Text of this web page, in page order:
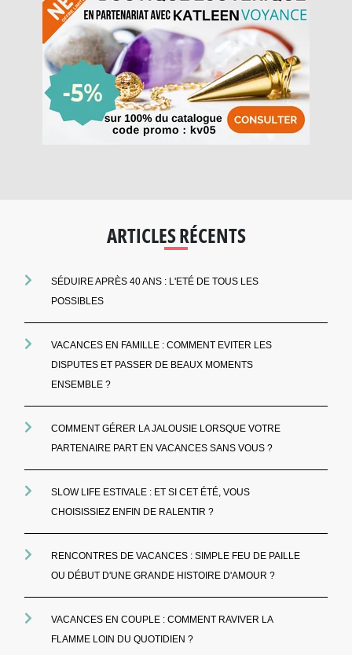
ARTICLES RÉCENTS
SÉDUIRE APRÈS 40 ANS : L'ETÉ DE TOUS LES
POSSIBLES
VACANCES EN FAMILLE : COMMENT EVITER LES
DISPUTES ET PASSER DE BEAUX MOMENTS
ENSEMBLE ?
COMMENT GÉRER LA JALOUSIE LORSQUE VOTRE
PARTENAIRE PART EN VACANCES SANS VOUS ?
SLOW LIFE ESTIVALE : ET SI CET ÉTÉ, VOUS
CHOISISSIEZ ENFIN DE RALENTIR ?
RENCONTRES DE VACANCES : SIMPLE FEU DE PAILLE
OU DÉBUT D'UNE GRANDE HISTOIRE D'AMOUR ?
VACANCES EN COUPLE : COMMENT RAVIVER LA
FLAMME LOIN DU QUOTIDIEN ?